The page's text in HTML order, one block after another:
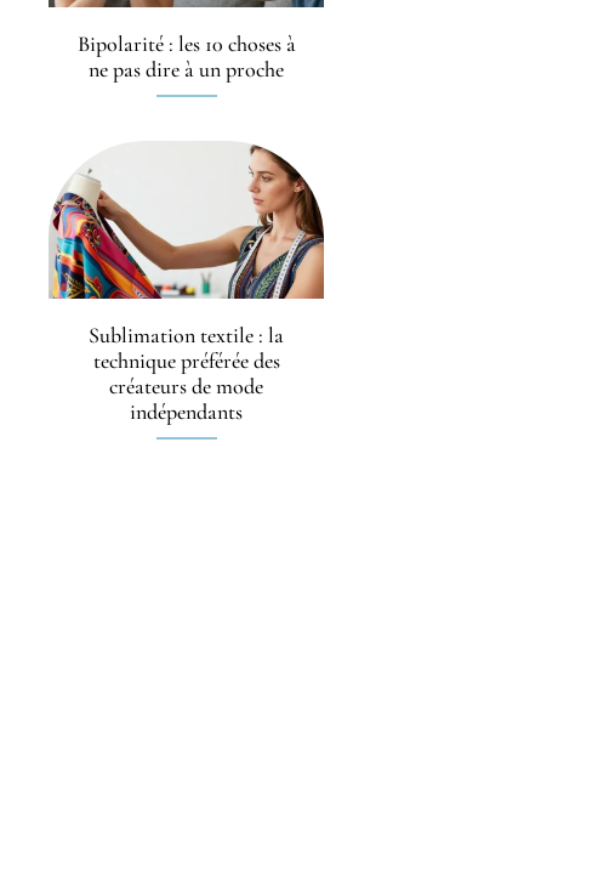
Bipolarité : les 10 choses à
ne pas dire à un proche
Sublimation textile : la
technique préférée des
créateurs de mode
indépendants